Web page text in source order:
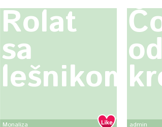
Rolat
sa
lešnikom
Monaliza
od
admin